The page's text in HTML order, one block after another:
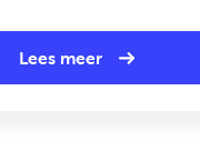
Lees meer